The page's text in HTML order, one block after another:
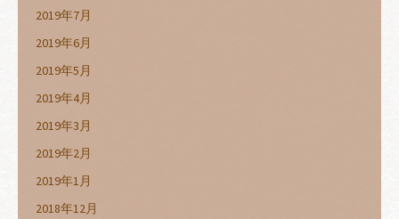
2019年7月
2019年6月
2019年5月
2019年4月
2019年3月
2019年2月
2019年1月
2018年12月